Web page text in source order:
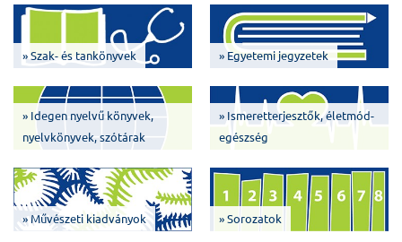
» Szak- és tankönyvek » Egyetemi jegyzetek
» Idegen nyelvű könyvek,
nyelvkönyvek, szótárak
» Ismeretterjesztők, életmód-
egészség
» Művészeti kiadványok » Sorozatok